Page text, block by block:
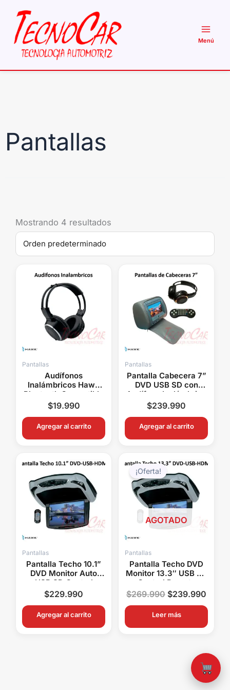
contenido
Pantallas
Mostrando 4 resultados
Pantallas
Audífonos
Inalámbricos Hawk
Bluetooth Compatible
Pantallas Multimedia
Auto
$19.990
Agregar al carrito
Pantallas
Pantalla Cabecera 7”
DVD USB SD con
Audífono Inalámbrico
HAWK Reemplazo
Original
$239.990
Agregar al carrito
Pantallas
Pantalla Techo 10.1”
DVD Monitor Auto
USB SD Control
Remoto HAWK
$229.990
Agregar al carrito
AGOTADO
¡Oferta!
Pantallas
Pantalla Techo DVD
Monitor 13.3″ USB SD
Control Remoto
Audífono Inalámbrico
HAWK
$269.990
precio
original
era:
$269.990.
$239.990
precio
Leer más